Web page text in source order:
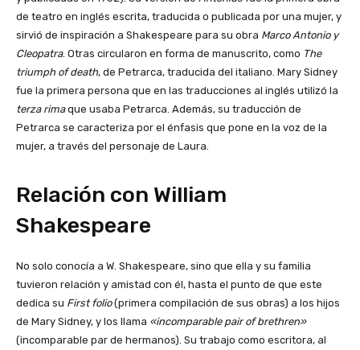
de teatro en inglés escrita, traducida o publicada por una mujer, y
sirvió de inspiración a Shakespeare para su obra Marco Antonio y
Cleopatra. Otras circularon en forma de manuscrito, como The
triumph of death, de Petrarca, traducida del italiano. Mary Sidney
fue la primera persona que en las traducciones al inglés utilizó la
terza rimaque usaba Petrarca. Además, su traducción de
Petrarca se caracteriza por el énfasis que pone en la voz de la
mujer, a través del personaje de Laura.
Relación con William
Shakespeare
No solo conocía a W. Shakespeare, sino que ella y su familia
tuvieron relación y amistad con él, hasta el punto de que este
dedica su First folio(primera compilación de sus obras) a los hijos
de Mary Sidney, y los llama «incomparable pair of brethren»
(incomparable par de hermanos). Su trabajo como escritora, al